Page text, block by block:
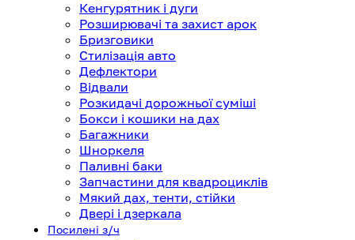
Кенгурятник і дуги
Розширювачі та захист арок
Бризговики
Стилізація авто
Дефлектори
Відвали
Розкидачі дорожньої суміші
Бокси і кошики на дах
Багажники
Шноркеля
Паливні баки
Запчастини для квадроциклів
Мякий дах, тенти, стійки
Двері і дзеркала
Посилені з/ч